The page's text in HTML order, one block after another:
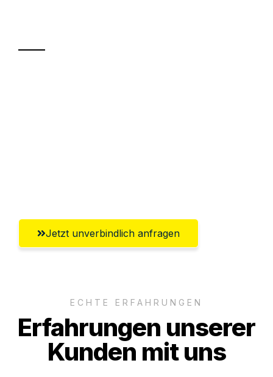
Jetzt unverbindlich anfragen
ECHTE ERFAHRUNGEN
Erfahrungen unserer
Kunden mit uns